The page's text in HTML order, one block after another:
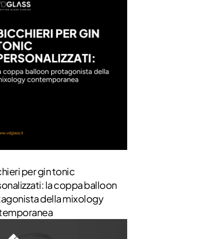
per gin tonic
la coppa balloon
della mixology